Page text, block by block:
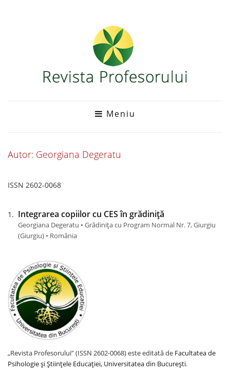
Meniu
Autor: Georgiana Degeratu
ISSN 2602-0068
Integrarea copiilor cu CES în grădiniță
Georgiana Degeratu • Grădinița cu Program Normal Nr. 7, Giurgiu
(Giurgiu) • România
„Revista Profesorului” (ISSN 2602-0068) este editată de Facultatea de
Psihologie și Științele Educației, Universitatea din București.